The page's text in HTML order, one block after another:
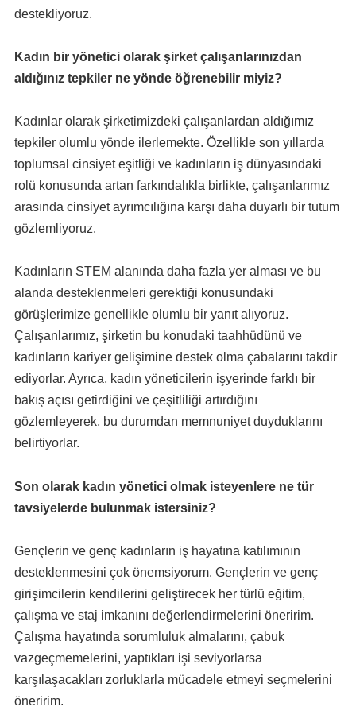
destekliyoruz.
Kadın bir yönetici olarak şirket çalışanlarınızdan
aldığınız tepkiler ne yönde öğrenebilir miyiz?
Kadınlar olarak şirketimizdeki çalışanlardan aldığımız
tepkiler olumlu yönde ilerlemekte. Özellikle son yıllarda
toplumsal cinsiyet eşitliği ve kadınların iş dünyasındaki
rolü konusunda artan farkındalıkla birlikte, çalışanlarımız
arasında cinsiyet ayrımcılığına karşı daha duyarlı bir tutum
gözlemliyoruz.
Kadınların STEM alanında daha fazla yer alması ve bu
alanda desteklenmeleri gerektiği konusundaki
görüşlerimize genellikle olumlu bir yanıt alıyoruz.
Çalışanlarımız, şirketin bu konudaki taahhüdünü ve
kadınların kariyer gelişimine destek olma çabalarını takdir
ediyorlar. Ayrıca, kadın yöneticilerin işyerinde farklı bir
bakış açısı getirdiğini ve çeşitliliği artırdığını
gözlemleyerek, bu durumdan memnuniyet duyduklarını
belirtiyorlar.
Son olarak kadın yönetici olmak isteyenlere ne tür
tavsiyelerde bulunmak istersiniz?
Gençlerin ve genç kadınların iş hayatına katılımının
desteklenmesini çok önemsiyorum. Gençlerin ve genç
girişimcilerin kendilerini geliştirecek her türlü eğitim,
çalışma ve staj imkanını değerlendirmelerini öneririm.
Çalışma hayatında sorumluluk almalarını, çabuk
vazgeçmemelerini, yaptıkları işi seviyorlarsa
karşılaşacakları zorluklarla mücadele etmeyi seçmelerini
öneririm.